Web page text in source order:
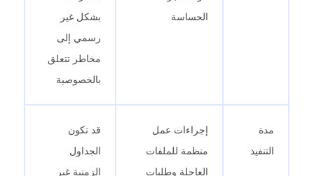
الحساسة
بشكل غير
رسمي إلى
مخاطر تتعلق
بالخصوصية
مدة
التنفيذ
إجراءات عمل
منظمة للملفات
العاجلة وطلبات
قد تكون
الجداول
الزمنية غير